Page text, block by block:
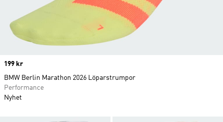
Price
199 kr
BMW Berlin Marathon 2026 Löparstrumpor
Performance
Nyhet